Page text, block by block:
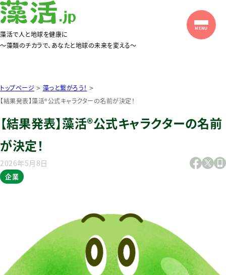
藻活で人と地球を健康に
〜藻類のチカラで、あなたと地球の未来を変える〜
トップページ > 藻っと繋がろう！ >
【結果発表】藻活®公式キャラクターの名前が決定！
【結果発表】藻活®公式キャラクターの名前
が決定！
2026年5月8日
企業